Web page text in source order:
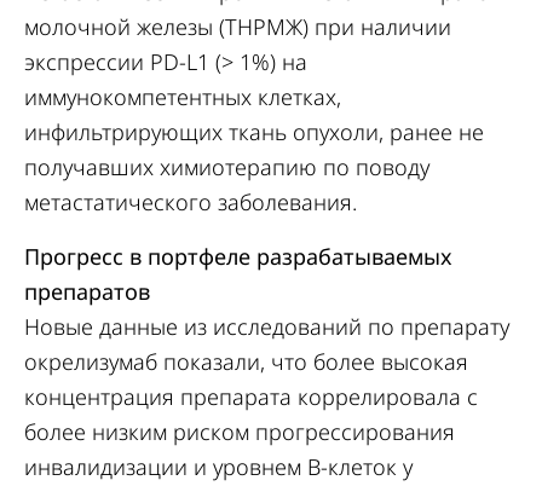
молочной железы (ТНРМЖ) при наличии
экспрессии PD-L1 (> 1%) на
иммунокомпетентных клетках,
инфильтрирующих ткань опухоли, ранее не
получавших химиотерапию по поводу
метастатического заболевания.
Прогресс в портфеле разрабатываемых
препаратов
Новые данные из исследований по препарату
окрелизумаб показали, что более высокая
концентрация препарата коррелировала с
более низким риском прогрессирования
инвалидизации и уровнем B-клеток у